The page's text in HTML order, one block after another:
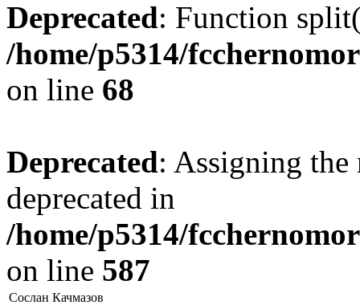
Deprecated: Function
/home/p5314/
on line 68
Deprecated: Assigning the
deprecated in
/home/p5314/
on line 587
Сослан Качмазов